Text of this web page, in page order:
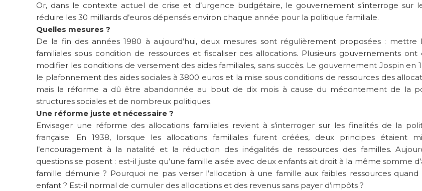
Or, dans le contexte actuel de crise et d’urgence budgétaire, le gouvernement s’interroge sur
réduire les 30 milliards d’euros dépensés environ chaque année pour la politique familiale.
Quelles mesures ?
De la fin des années 1980 à aujourd’hui, deux mesures sont régulièrement proposées : mettre
familiales sous condition de ressources et fiscaliser ces allocations. Plusieurs gouvernements
modifier les conditions de versement des aides familiales, sans succès. Le gouvernement Jospin en
le plafonnement des aides sociales à 3800 euros et la mise sous conditions de ressources des
mais la réforme a dû être abandonnée au bout de dix mois à cause du mécontement de la
structures sociales et de nombreux politiques.
Une réforme juste et nécessaire ?
Envisager une réforme des allocations familiales revient à s’interroger sur les finalités de la
française. En 1938, lorsque les allocations familiales furent créées, deux principes étaient
l’encouragement à la natalité et la réduction des inégalités de ressources des familles.
questions se posent : est-il juste qu’une famille aisée avec deux enfants ait droit à la même somme
famille démunie ? Pourquoi ne pas verser l’allocation à une famille aux faibles ressources quand
enfant ? Est-il normal de cumuler des allocations et des revenus sans payer d’impôts ?